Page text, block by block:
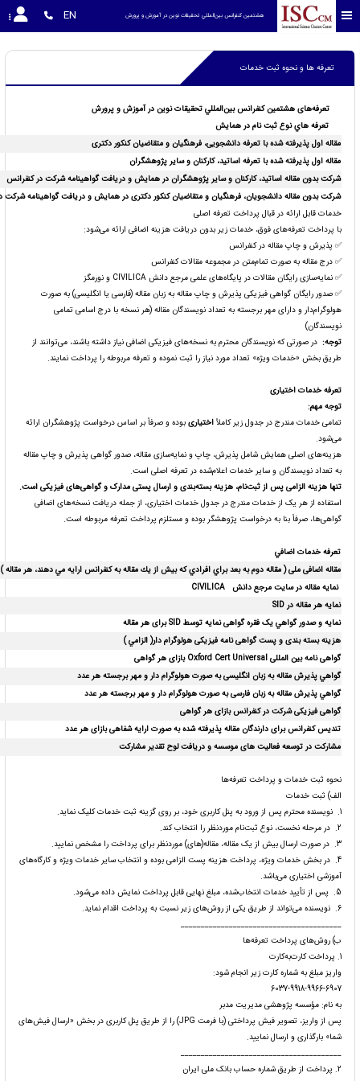
هشتمین كنفرانس بين‌المللي تحقیقات نوین در آموزش و پرورش EN
تعرفه ها و نحوه ثبت خدمات
تعرفه‌های هشتمین كنفرانس بين‌المللي تحقیقات نوین در آموزش و پرورش
تعرفه هاي نوع ثبت نام در همایش
مقاله اول پذیرفته شده با تعرفه دانشجویی، فرهنگیان و متقاضیان کنکور دکتری
مقاله اول پذیرفته شده با تعرفه اساتید، کارکنان و سایر پژوهشگران
شرکت بدون مقاله اساتید، کارکنان و سایر پژوهشگران در همایش و دریافت گواهینامه شرکت در کنفرانس
شرکت بدون مقاله دانشجویان، فرهنگیان و متقاضیان کنکور دکتری در همایش و دریافت گواهینامه شرکت
خدمات قابل ارائه در قبال پرداخت تعرفه اصلی
با پرداخت تعرفه‌های فوق، خدمات زیر بدون دریافت هزینه اضافی ارائه می‌شود:
✅ پذیرش و چاپ مقاله در کنفرانس
✅ درج مقاله به صورت تمام‌متن در مجموعه مقالات کنفرانس
✅ نمایه‌سازی رایگان مقالات در پایگاه‌های علمی مرجع دانش CIVILICA و نورمگز
✅ صدور رایگان گواهی فیزیکی پذیرش و چاپ مقاله به زبان مقاله (فارسی یا انگلیسی) به صورت
هولوگرام‌دار و دارای مهر برجسته به تعداد نویسندگان مقاله (هر نسخه با درج اسامی تمامی
نویسندگان)
توجه:در صورتی که نویسندگان محترم به نسخه‌های فیزیکی اضافی نیاز داشته باشند، می‌توانند از
طریق بخش «خدمات ویژه» تعداد مورد نیاز را ثبت نموده و تعرفه مربوطه را پرداخت نمایند.
تعرفه خدمات اختیاری
توجه مهم:
تمامی خدمات مندرج در جدول زیر کاملاً اختیاریبوده و صرفاً بر اساس درخواست پژوهشگران ارائه
می‌شود.
هزینه‌های اصلی همایش شامل پذیرش، چاپ و نمایه‌سازی مقاله، صدور گواهی پذیرش و چاپ مقاله
به تعداد نویسندگان و سایر خدمات اعلام‌شده در تعرفه اصلی است.
تنها هزینه الزامی پس از ثبت‌نام، هزینه بسته‌بندی و ارسال پستی مدارک و گواهی‌های فیزیکی است.
استفاده از هر یک از خدمات مندرج در جدول خدمات اختیاری، از جمله دریافت نسخه‌های اضافی
گواهی‌ها، صرفاً بنا به درخواست پژوهشگر بوده و مستلزم پرداخت تعرفه مربوطه است.
تعرفه خدمات اضافي
مقاله اضافی ملی( مقاله دوم به بعد براي افرادي كه بيش از يك مقاله به كنفرانس ارايه مي دهند، هر مقاله )
نمایه مقاله در سایت مرجع دانش
نمایه هر مقاله در SID
نمايه و صدور گواهي یک فقره گواهی نمايهتوسط SIDبرای هر مقاله
هزینه بسته بندی و پست گواهی نامه فیزیکی هولوگرام دار( الزامي )
گواهی نامه بین المللی Oxford Cert Universal بازای هر گواهی
گواهي پذیرش مقاله به زبان انگلیسی به صورت هولوگرام دار و مهر برجسته هر عدد
گواهي پذیرش مقالهبه زبان فارسیبه صورت هولوگرام دار و مهر برجسته هر عدد
گواهی فیزیکی شرکت در کنفرانس بازای هر گواهی
تندیس کنفرانس برای دارندگان مقاله پذیرفته شده به صورت ارایه شفاهی بازای هر عدد
مشارکت در توسعه فعالیت های موسسه و دریافت لوح تقدیر مشارکت
نحوه ثبت خدمات و پرداخت تعرفه‌ها
الف) ثبت خدمات
1. نویسنده محترم پس از ورود به پنل کاربری خود، بر روی گزینه ثبت خدمات کلیک نماید.
2. در مرحله نخست، نوع ثبت‌نام موردنظر را انتخاب کند.
3. در صورت ارسال بیش از یک مقاله، مقاله(های) موردنظر برای پرداخت را مشخص نمایید.
4. در بخش خدمات ویژه، پرداخت هزینه پست الزامی بوده و انتخاب سایر خدمات ویژه و کارگاه‌های
آموزشی اختیاری می‌باشد.
5. پس از تأیید خدمات انتخاب‌شده، مبلغ نهایی قابل پرداخت نمایش داده می‌شود.
6. نویسنده می‌تواند از طریق یکی از روش‌های زیر نسبت به پرداخت اقدام نماید.
________________________________________
ب) روش‌های پرداخت تعرفه‌ها
1. پرداخت کارت‌به‌کارت
واریز مبلغ به شماره کارت زیر انجام شود:
6037-9918-9966-6907
به نام: مؤسسه پژوهشی مدیریت مدبر
پس از واریز، تصویر فیش پرداختی (با فرمت JPG) را از طریق پنل کاربری در بخش «ارسال فیش‌های
شما» بارگذاری و ارسال نمایید.
________________________________________
2. پرداخت از طریق شماره حساب بانک ملی ایران